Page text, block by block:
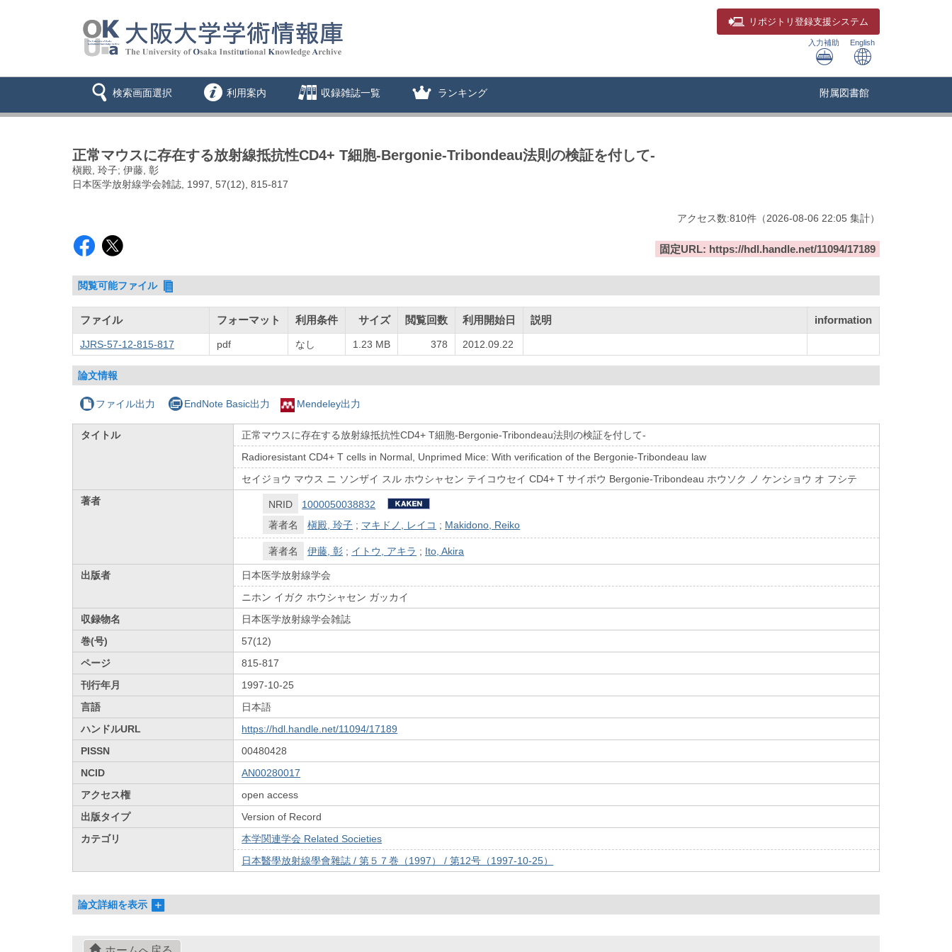
リポジトリ 登録支援システム
入力補助 English
検索画面選択 利用案内 収録雑誌一覧 ランキング 附属図書館
正常マウスに存在する放射線抵抗性CD4+ T細胞-Bergonie-Tribondeau法則の検証を付して-
槇殿, 玲子; 伊藤, 彰
日本医学放射線学会雑誌, 1997, 57(12), 815-817
アクセス数:810件 （2026-08-06 22:05 集計）
固定URL: https://hdl.handle.net/11094/17189
閲覧可能ファイル
ファイル フォーマット 利用条件 サイズ 閲覧回数 利用開始日 説明 information
JJRS-57-12-815-817 pdf なし 1.23 MB 378 2012.09.22
論文情報
ファイル出力 EndNote Basic出力 Mendeley出力
タイトル
正常マウスに存在する放射線抵抗性CD4+ T細胞-Bergonie-Tribondeau法則の検証を付して-
Radioresistant CD4+ T cells in Normal, Unprimed Mice: With verification of the Bergonie-Tribondeau law
セイジョウ マウス ニ ソンザイ スル ホウシャセン テイコウセイ CD4+ T サイボウ Bergonie-Tribondeau ホウソク ノ ケンショウ オ フシテ
著者
NRID
1000050038832
著者名
槇殿, 玲子 ; マキドノ, レイコ ; Makidono, Reiko
著者名 伊藤, 彰 ; イトウ, アキラ ; Ito, Akira
出版者
日本医学放射線学会
ニホン イガク ホウシャセン ガッカイ
収録物名
日本医学放射線学会雑誌
巻(号)
57(12)
ページ
815-817
刊行年月
1997-10-25
言語
日本語
ハンドルURL
https://hdl.handle.net/11094/17189
PISSN
00480428
NCID
AN00280017
アクセス権
open access
出版タイプ
Version of Record
カテゴリ
本学関連学会 Related Societies
日本醫學放射線學會雜誌 / 第５７巻（1997） / 第12号（1997-10-25）
論文詳細を表示